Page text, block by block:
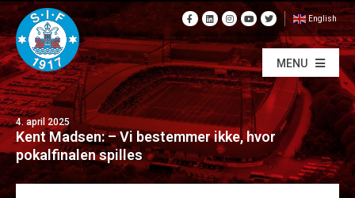
English
MENU
4. april 2025
Kent Madsen: – Vi bestemmer ikke, hvor
pokalfinalen spilles